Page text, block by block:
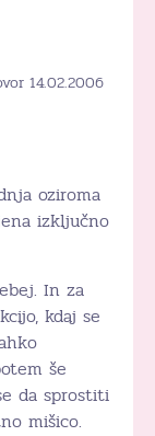
14.02.2006
oziroma
izključno
In za
kdaj se
še
da sprostiti
mišico.